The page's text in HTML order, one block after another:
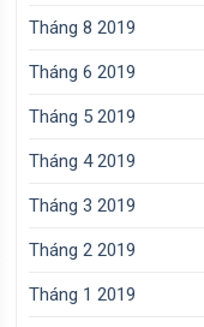
Tháng 8 2019
Tháng 6 2019
Tháng 5 2019
Tháng 4 2019
Tháng 3 2019
Tháng 2 2019
Tháng 1 2019